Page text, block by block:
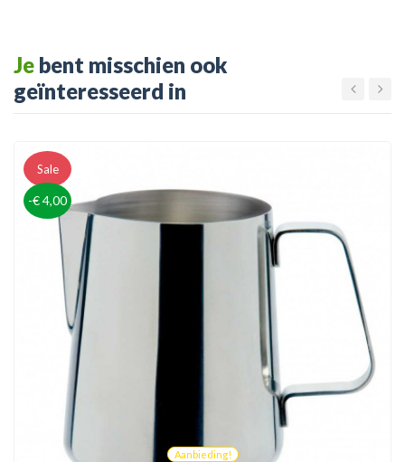
Je bent misschien ook
geïnteresseerd in
Sale
-€ 4,00
Aanbieding!